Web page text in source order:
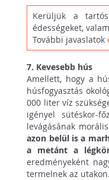
Kerüljük a
édességeket,
További javaslatok
7. Kevesebb hús
Amellett, hogy a
húsfogyasztás
000 liter víz
igényel sütéskor-
levágásának
azon belül is a
a metánt a
eredményeként
termelnek az utakon.